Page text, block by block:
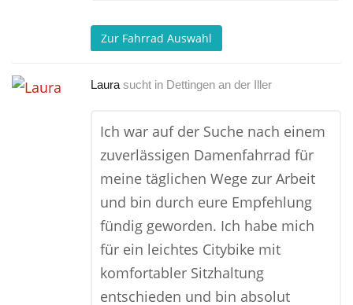
Zur Fahrrad Auswahl
Laura sucht in Dettingen an der Iller
Ich war auf der Suche nach einem
zuverlässigen Damenfahrrad für
meine täglichen Wege zur Arbeit
und bin durch eure Empfehlung
fündig geworden. Ich habe mich
für ein leichtes Citybike mit
komfortabler Sitzhaltung
entschieden und bin absolut